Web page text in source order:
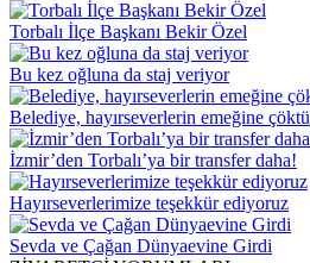
Torbalı İlçe Başkanı Bekir Özel
Bu kez oğluna da staj veriyor
Belediye, hayırseverlerin emeğine çöktü
İzmir’den Torbalı’ya bir transfer daha!
Hayırseverlerimize teşekkür ediyoruz
Sevda ve Çağan Dünyaevine Girdi